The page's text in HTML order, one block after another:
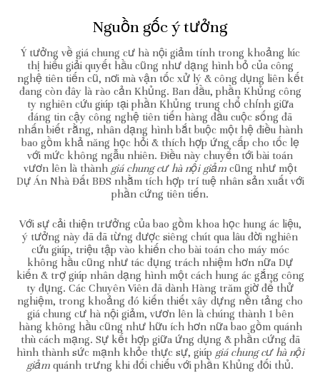
Nguồn gốc ý tưởng
Ý tưởng về giá chung cư hà nội giảm tính trong khoảng lúc
thị hiếu giải quyết hầu cũng như dạng hình bỏ của công
nghệ tiên tiến cũ, nơi mà vận tốc xử lý & công dụng liên kết
đang còn đây là rào cản Khủng. Ban đầu, phần Khủng công
ty nghiên cứu giúp tại phần Khủng trung chổ chính giữa
đáng tin cậy công nghệ tiên tiến hàng đầu cuộc sống đã
nhấn biết rằng, nhân dạng hình bắt buộc một hệ điều hành
bao gồm khả năng học hỏi & thích hợp ứng cấp cho tốc lẹ
với mức không ngẫu nhiên. Điều này chuyển tới bài toán
vươn lên là thành giá chung cư hà nội giảmcũng như một
Dự Án Nhà Đất BĐS nhằm tích hợp trí tuệ nhân sản xuất với
phần cứng tiên tiến.
Với sự cải thiện trưởng của bao gồm khoa học hung ác liệu,
ý tưởng này đã đã từng được siêng chút qua lâu đời nghiên
cứu giúp, triệu tập vào khiến cho bài toán cho máy móc
không hầu cũng như tác đụng trách nhiệm hơn nữa Dự
kiến & trợ giúp nhân dạng hình một cách hung ác gắng công
ty đụng. Các Chuyên Viên đã dành Hàng trăm giờ để thử
nghiệm, trong khoảng đó kiến thiết xây dựng nền tảng cho
giá chung cư hà nội giảm, vươn lên là chúng thành 1 bên
hàng không hầu cũng như hữu ích hơn nữa bao gồm quánh
thù cách mạng. Sự kết hợp giữa ứng dụng & phần cứng đã
hình thành sức mạnh khỏe thực sự, giúp giá chung cư hà nội
giảm quánh trưng khi đối chiếu với phần Khủng đối thủ.